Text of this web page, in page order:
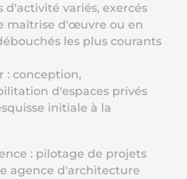
d'activité variés, exercés
maîtrise d'œuvre ou en
les plus courants
: conception,
d'espaces privés
initiale à la
: pilotage de projets
agence d'architecture